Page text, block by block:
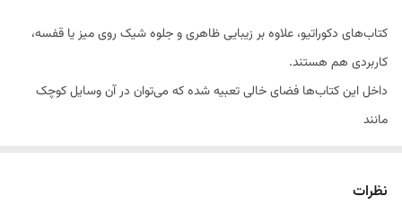
کتاب‌های دکوراتیو، علاوه بر زیبایی ظاهری و جلوه شیک روی میز یا قفسه،
کاربردی هم هستند.
داخل این کتاب‌ها فضای خالی تعبیه شده که می‌توان در آن وسایل کوچک
مانند
نظرات